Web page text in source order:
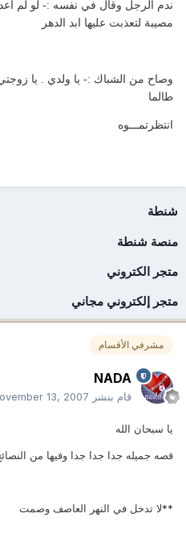
ندم الرجل وقال في نفسه :- لو لم
مصيبة لتعذبت عليها ابد الدهر
وصاح من الشباك :- يا ولدي . يا
طالما
انتظرتمـــوه
شنطة
منصة شنطة
متجر الكتروني
متجر إلكتروني مجاني
مشرفي الأقسام
NADA
قام بنشر 13, 2007
يا سبحان الله
قصه جميله جدا جدا جدا وفيها من
**لا تدخل في النهر العاصف وصمت